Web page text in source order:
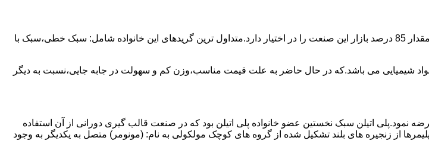
پلی اتیلن پرمصرف ترین ماده پلیمری که در صنعت قالب گیری دورانی از آن استفاده می شود و مقدار 85 درصد بازار این صنعت را در اختیار دارد.متداول ترین گریدهای این خانواده شامل: سبک خطی،سبک با
شیمیایی می باشد.که در حال حاضر به علت قیمت مناسب،وزن کم و سهولت در جابه جایی،نسبت به دیگر
پودر پلی اتیلن سبک را با دانه بندی 500 میکرون به بازار عرضه نمود.پلی اتیلن سبک نخستین عضو خانواده پلی اتیلن بود که در صنعت قالب گیری دورانی از آن استفاده
از زنجیره های بلند تشکیل شده از گروه های کوچک مولکولی به نام: (مونومر) متصل به یکدیگر به وجود